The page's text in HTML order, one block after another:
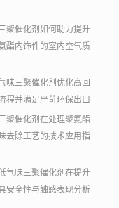
聚催化剂如何助力提升
酯内饰件的室内空气质
味三聚催化剂优化高回
程并满足严苛环保出口
聚催化剂在处理聚氨酯
去除工艺的技术应用指
气味三聚催化剂在提升
安全性与触感表现分析